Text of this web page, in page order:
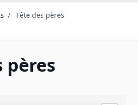
/ Fête des pères
pères